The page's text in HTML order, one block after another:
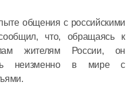
общения с российскими
что, обращаясь к
жителям России, он
неизменно в мире с